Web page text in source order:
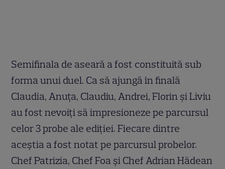
Semifinala de aseară a fost constituită sub
forma unui duel. Ca să ajungă în finală
Claudia, Anuța, Claudiu, Andrei, Florin și Liviu
au fost nevoiți să impresioneze pe parcursul
celor 3 probe ale ediției. Fiecare dintre
aceștia a fost notat pe parcursul probelor.
Chef Patrizia, Chef Foa și Chef Adrian Hădean